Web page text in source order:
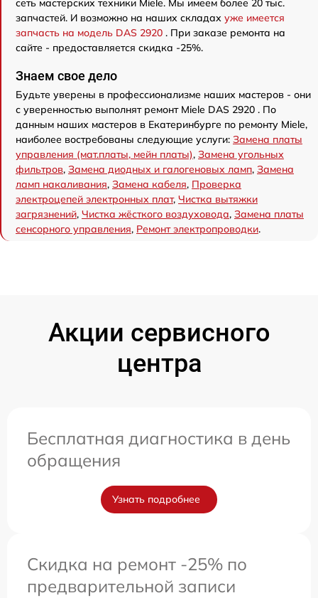
сеть мастерских техники Miele. Мы имеем более 20 тыс.
запчастей. И возможно на наших складах уже имеется
запчасть на модель DAS 2920 . При заказе ремонта на
сайте - предоставляется скидка -25%.
Знаем свое дело
Будьте уверены в профессионализме наших мастеров - они
с уверенностью выполнят ремонт Miele DAS 2920 . По
данным наших мастеров в Екатеринбурге по ремонту Miele,
наиболее востребованы следующие услуги: Замена платы
управления (мат.платы, мейн платы), Замена угольных
фильтров, Замена диодных и галогеновых ламп, Замена
ламп накаливания, Замена кабеля, Проверка
электроцепей электронных плат, Чистка вытяжки
загрязнений, Чистка жёсткого воздуховода, Замена платы
сенсорного управления, Ремонт электропроводки.
Акции сервисного
центра
Бесплатная диагностика в день
обращения
Узнать подробнее
Скидка на ремонт -25% по
предварительной записи